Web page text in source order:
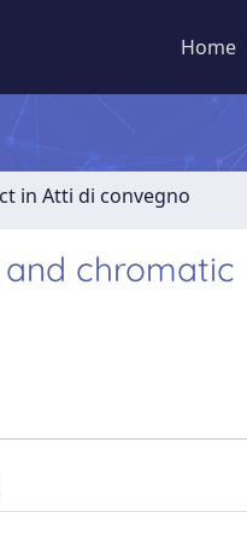
Home
in Atti di convegno
chromatic